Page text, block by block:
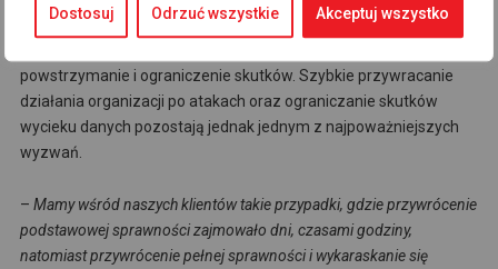
Dostosuj Odrzuć wszystkie Akceptuj wszystko
Głównymi przyczynami spadku były szybsze wykrywanie
powstrzymanie i ograniczenie skutków. Szybkie przywracanie
działania organizacji po atakach oraz ograniczanie skutków
wycieku danych pozostają jednak jednym z najpoważniejszych
wyzwań.
– Mamy wśród naszych klientów takie przypadki, gdzie przywrócenie
podstawowej sprawności zajmowało dni, czasami godziny,
natomiast przywrócenie pełnej sprawności i wykaraskanie się